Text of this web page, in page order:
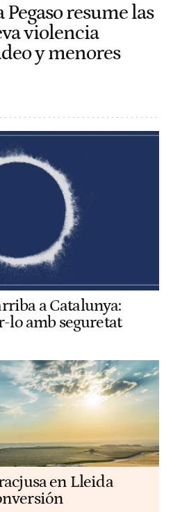
resume las
violencia
y menores
a Catalunya:
lo amb seguretat
en Lleida